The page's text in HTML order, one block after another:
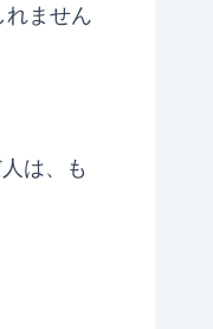
れません
は、も